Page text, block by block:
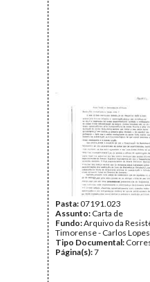
Pasta:07191.023
Assunto: Carta de
Fundo:Arquivo da
Timorense - Carlos Lopes
Tipo Documental:
Página(s):7